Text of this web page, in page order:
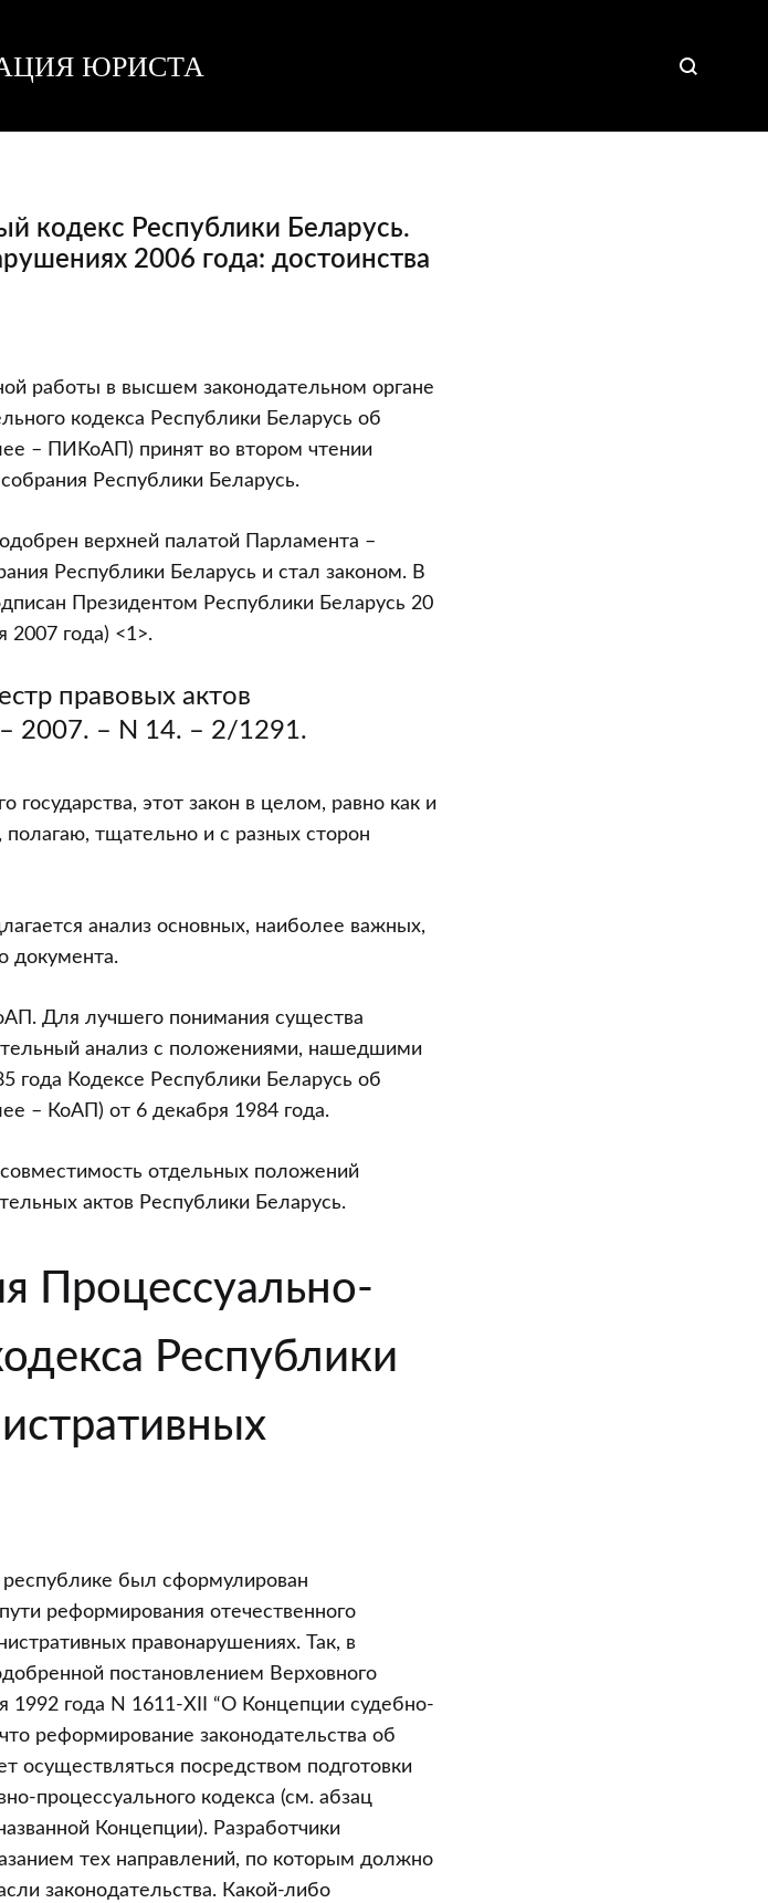
ЮРИСТА
кодекс Республики Беларусь.
2006 года: достоинства
работы в высшем законодательном органе
кодекса Республики Беларусь об
– ПИКоАП) принят во втором чтении
Республики Беларусь.
верхней палатой Парламента –
Республики Беларусь и стал законом. В
Президентом Республики Беларусь 20
2007 года) <1>.
правовых актов
2007. – N 14. – 2/1291.
государства, этот закон в целом, равно как и
тщательно и с разных сторон
анализ основных, наиболее важных,
документа.
Для лучшего понимания существа
анализ с положениями, нашедшими
года Кодексе Республики Беларусь об
– КоАП) от 6 декабря 1984 года.
отдельных положений
актов Республики Беларусь.
Процессуально-
Республики
был сформулирован
реформирования отечественного
правонарушениях. Так, в
постановлением Верховного
1992 года N 1611-XII “О Концепции судебно-
реформирование законодательства об
осуществляться посредством подготовки
процессуального кодекса (см. абзац
Концепции). Разработчики
тех направлений, по которым должно
законодательства. Какой-либо